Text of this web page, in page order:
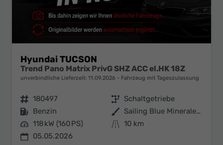
Hyundai TUCSON
Trend Pano Matrix PrivG SHZ ACC el.HK 18Z
unverbindliche Lieferzeit: 11.09.2026 Fahrzeug mit Tageszulassung
Fahrzeugnr. 180497 Getriebe Schaltgetriebe
Kraftstoff Benzin Außenfarbe
Sailing Blue Mineraleffekt
Leistung 118 kW (160 PS) Kilometerstand 10 km
05.05.2026